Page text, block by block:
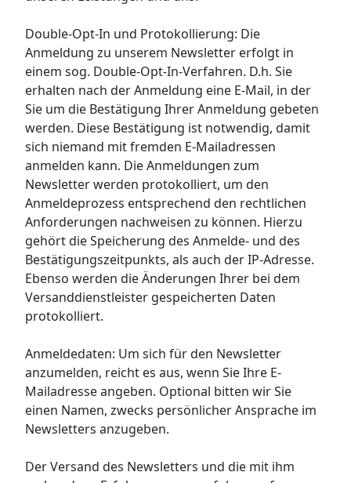
Double-Opt-In und Protokollierung: Die
Anmeldung zu unserem Newsletter erfolgt in
einem sog. Double-Opt-In-Verfahren. D.h. Sie
erhalten nach der Anmeldung eine E-Mail, in der
Sie um die Bestätigung Ihrer Anmeldung gebeten
werden. Diese Bestätigung ist notwendig, damit
sich niemand mit fremden E-Mailadressen
anmelden kann. Die Anmeldungen zum
Newsletter werden protokolliert, um den
Anmeldeprozess entsprechend den rechtlichen
Anforderungen nachweisen zu können. Hierzu
gehört die Speicherung des Anmelde- und des
Bestätigungszeitpunkts, als auch der IP-Adresse.
Ebenso werden die Änderungen Ihrer bei dem
Versanddienstleister gespeicherten Daten
protokolliert.
Anmeldedaten: Um sich für den Newsletter
anzumelden, reicht es aus, wenn Sie Ihre E-
Mailadresse angeben. Optional bitten wir Sie
einen Namen, zwecks persönlicher Ansprache im
Newsletters anzugeben.
Der Versand des Newsletters und die mit ihm